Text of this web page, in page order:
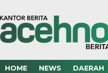
HOME NEWS DAERAH